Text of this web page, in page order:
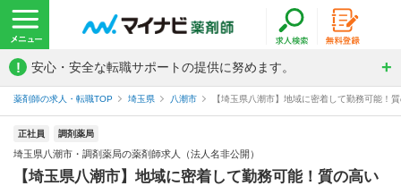
! 安心・安全な転職サポートの提供に努めます。
薬剤師の求人・転職TOP 埼玉県 八潮市 【埼玉県八潮市】地域に密着して勤務可能！
正社員 調剤薬局
埼玉県八潮市・調剤薬局の薬剤師求人（法人名非公開）
【埼玉県八潮市】地域に密着して勤務可能！質の高い